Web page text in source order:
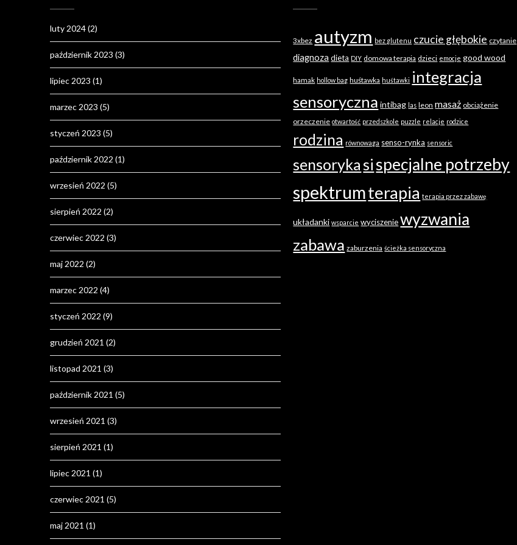
luty 2024(2)
październik 2023 (3)
lipiec 2023 (1)
marzec 2023 (5)
styczeń 2023 (5)
październik 2022 (1)
wrzesień 2022 (5)
sierpień 2022 (2)
czerwiec 2022 (3)
maj 2022 (2)
marzec 2022 (4)
styczeń 2022 (9)
grudzień 2021 (2)
listopad 2021 (3)
październik 2021 (5)
wrzesień 2021 (3)
sierpień 2021 (1)
lipiec 2021 (1)
czerwiec 2021 (5)
maj 2021 (1)
3xbez autyzm bez glutenu czucie głębokie czytanie
diagnoza dieta DIY domowa terapia dzieci emocje good wood
hamak hollow bag huśtawka huśtawki integracja
sensoryczna intibag las leon masaż obciążenie
orzeczenie otwartość przedszkole puzzle relacje rodzice
rodzina równowaga senso-rynka sensoric
sensoryka sispecjalne potrzeby
spektrumterapia terapia przez zabawę
układanki wsparcie wyciszenie wyzwania
zabawa zaburzenia ścieżka sensoryczna